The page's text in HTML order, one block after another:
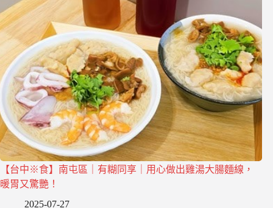
【台中※食】南屯區｜有糊同享｜用心做出雞湯大腸麵線，
暖胃又驚艷！
2025-07-27